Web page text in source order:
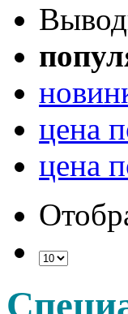
цена
цена